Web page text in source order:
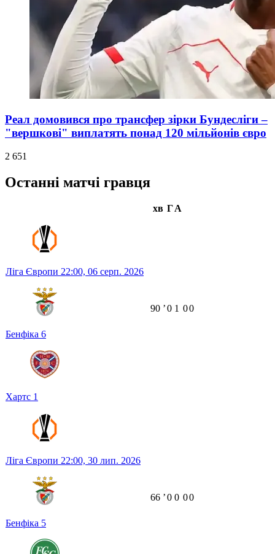
Реал домовився про трансфер зірки Бундесліги –
"вершкові" виплатять понад 120 мільйонів євро
2 651
Останні матчі гравця
хв ГА
Ліга Європи 22:00, 06 серп. 2026
Бенфіка 6
Хартс 1
90 ʼ0 1 00
Ліга Європи 22:00, 30 лип. 2026
Бенфіка 5
66 ʼ0 0 00